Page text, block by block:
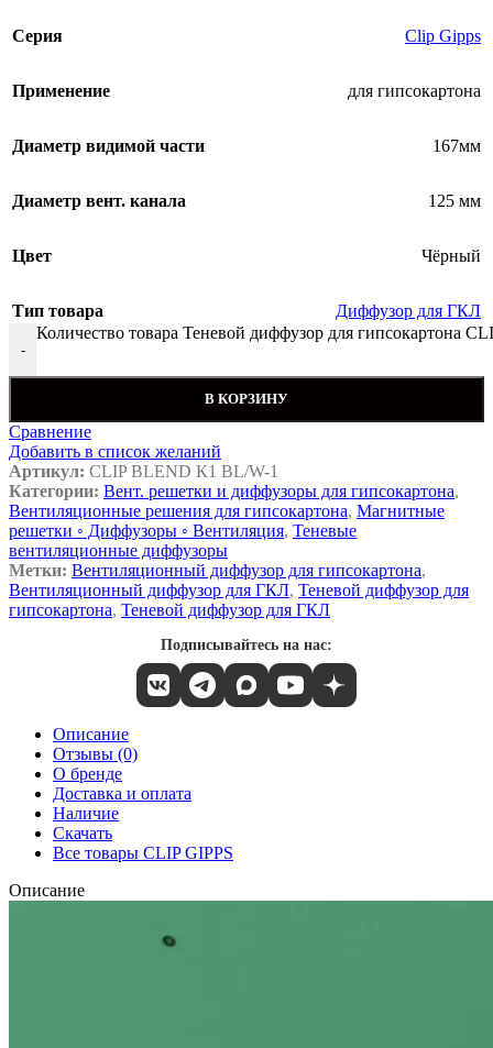
Серия Clip Gipps
Применение для гипсокартона
Диаметр видимой части 167мм
Диаметр вент. канала 125 мм
Цвет Чёрный
Тип товара Диффузор для ГКЛ
-
Количество товара Теневой диффузор для гипсокартона
В КОРЗИНУ
Сравнение
Добавить в список желаний
Артикул: CLIP BLEND К1 BL/W-1
Категории: Вент. решетки и диффузоры для гипсокартона,
Вентиляционные решения для гипсокартона, Магнитные
решетки ◦ Диффузоры ◦ Вентиляция, Теневые
вентиляционные диффузоры
Метки: Вентиляционный диффузор для гипсокартона,
Вентиляционный диффузор для ГКЛ, Теневой диффузор для
гипсокартона, Теневой диффузор для ГКЛ
Подписывайтесь на нас:
Описание
Отзывы (0)
О бренде
Доставка и оплата
Наличие
Скачать
Все товары CLIP GIPPS
Описание